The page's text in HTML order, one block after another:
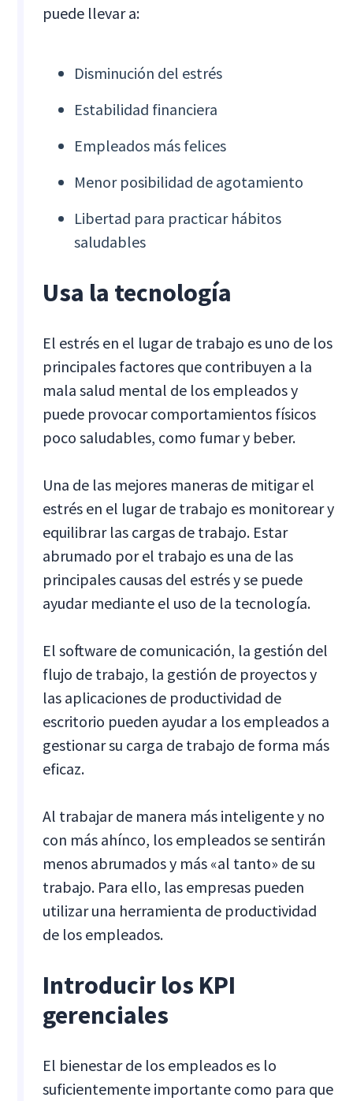
puede llevar a:
Disminución del estrés
Estabilidad financiera
Empleados más felices
Menor posibilidad de agotamiento
Libertad para practicar hábitos
saludables
Usa la tecnología
El estrés en el lugar de trabajo es uno de los
principales factores que contribuyen a la
mala salud mental de los empleados y
puede provocar comportamientos físicos
poco saludables, como fumar y beber.
Una de las mejores maneras de mitigar el
estrés en el lugar de trabajo es monitorear y
equilibrar las cargas de trabajo. Estar
abrumado por el trabajo es una de las
principales causas del estrés y se puede
ayudar mediante el uso de la tecnología.
El software de comunicación, la gestión del
flujo de trabajo, la gestión de proyectos y
las aplicaciones de productividad de
escritorio pueden ayudar a los empleados a
gestionar su carga de trabajo de forma más
eficaz.
Al trabajar de manera más inteligente y no
con más ahínco, los empleados se sentirán
menos abrumados y más «al tanto» de su
trabajo. Para ello, las empresas pueden
utilizar una herramienta de productividad
de los empleados.
Introducir los KPI
gerenciales
El bienestar de los empleados es lo
suficientemente importante como para que